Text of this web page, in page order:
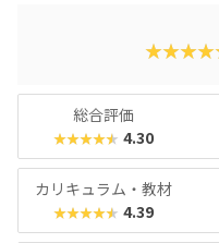
名。学習計画や講師との
材はいいけど、先生との
くの教室に足を運んでみ
総合評価
★★★★★ 4.30
カリキュラム・教材
★★★★★ 4.39